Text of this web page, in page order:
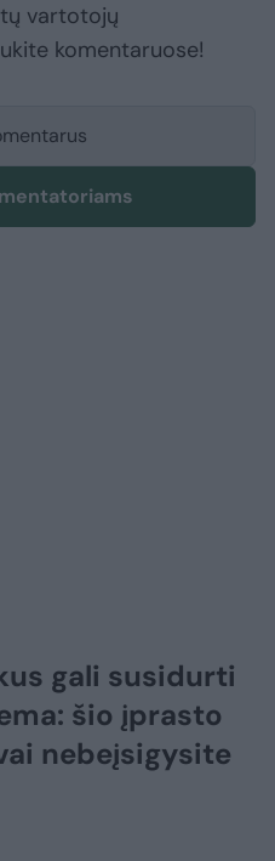
vartotojų
komentaruose!
gali susidurti
šio įprasto
nebeįsigysite